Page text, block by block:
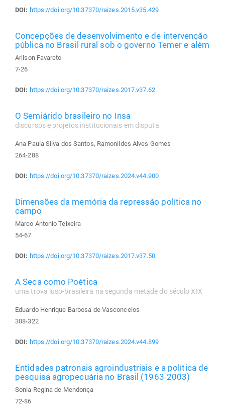
DOI: https://doi.org/10.37370/raizes.2015.v35.429
Concepções de desenvolvimento e de intervenção
pública no Brasil rural sob o governo Temer e além
Arilson Favareto
7-26
DOI: https://doi.org/10.37370/raizes.2017.v37.62
O Semiárido brasileiro no Insa
discursos e projetos institucionais em disputa
Ana Paula Silva dos Santos, Ramonildes Alves Gomes
264-288
DOI: https://doi.org/10.37370/raizes.2024.v44.900
Dimensões da memória da repressão política no
campo
Marco Antonio Teixeira
54-67
DOI: https://doi.org/10.37370/raizes.2017.v37.50
A Seca como Poética
uma trova luso-brasileira na segunda metade do século XIX
Eduardo Henrique Barbosa de Vasconcelos
308-322
DOI: https://doi.org/10.37370/raizes.2024.v44.899
Entidades patronais agroindustriais e a política de
pesquisa agropecuária no Brasil (1963-2003)
Sonia Regina de Mendonça
72-86